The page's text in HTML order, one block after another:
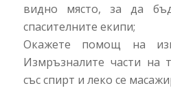
видно място, за да
спасителните екипи;
Окажете помощ на
Измръзналите части на
със спирт и леко се